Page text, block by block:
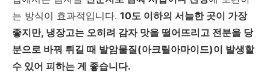
는 방식이 효과적입니다. 10도 이하의 서늘한 곳이 가장
좋지만, 냉장고는 오히려 감자 맛을 떨어뜨리고 전분을 당
분으로 바꿔 튀길 때 발암물질(아크릴아마이드)이 발생할
수 있어 피하는 게 좋습니다.